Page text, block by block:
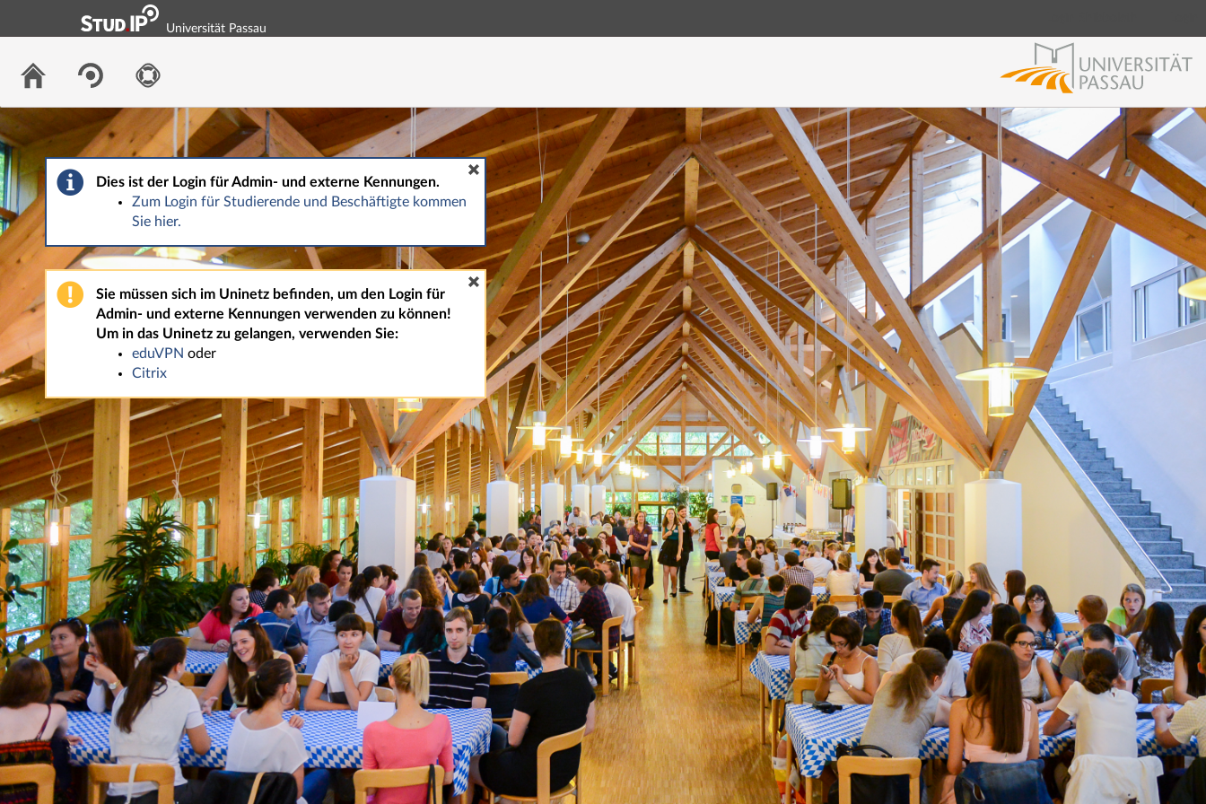
Hauptnavigation
Universität Passau
Dies ist der Login für Admin- und externe Kennungen.
Zum Login für Studierende und Beschäftigte kommen
Sie hier.
Sie müssen sich im Uninetz befinden, um den Login für
Admin- und externe Kennungen verwenden zu können!
Um in das Uninetz zu gelangen, verwenden Sie:
eduVPN oder
Citrix